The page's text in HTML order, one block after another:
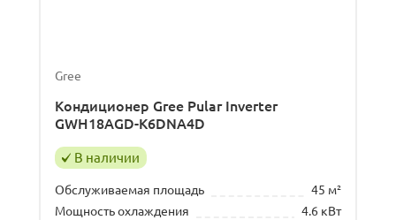
Gree
Кондиционер Gree Pular Inverter
GWH18AGD-K6DNA4D
В наличии
Обслуживаемая площадь
45 м²
Мощность охлаждения
4.6 кВт